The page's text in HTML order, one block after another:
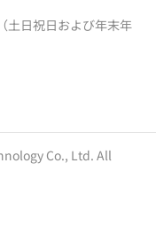
日祝日および年末年
Co., Ltd. All